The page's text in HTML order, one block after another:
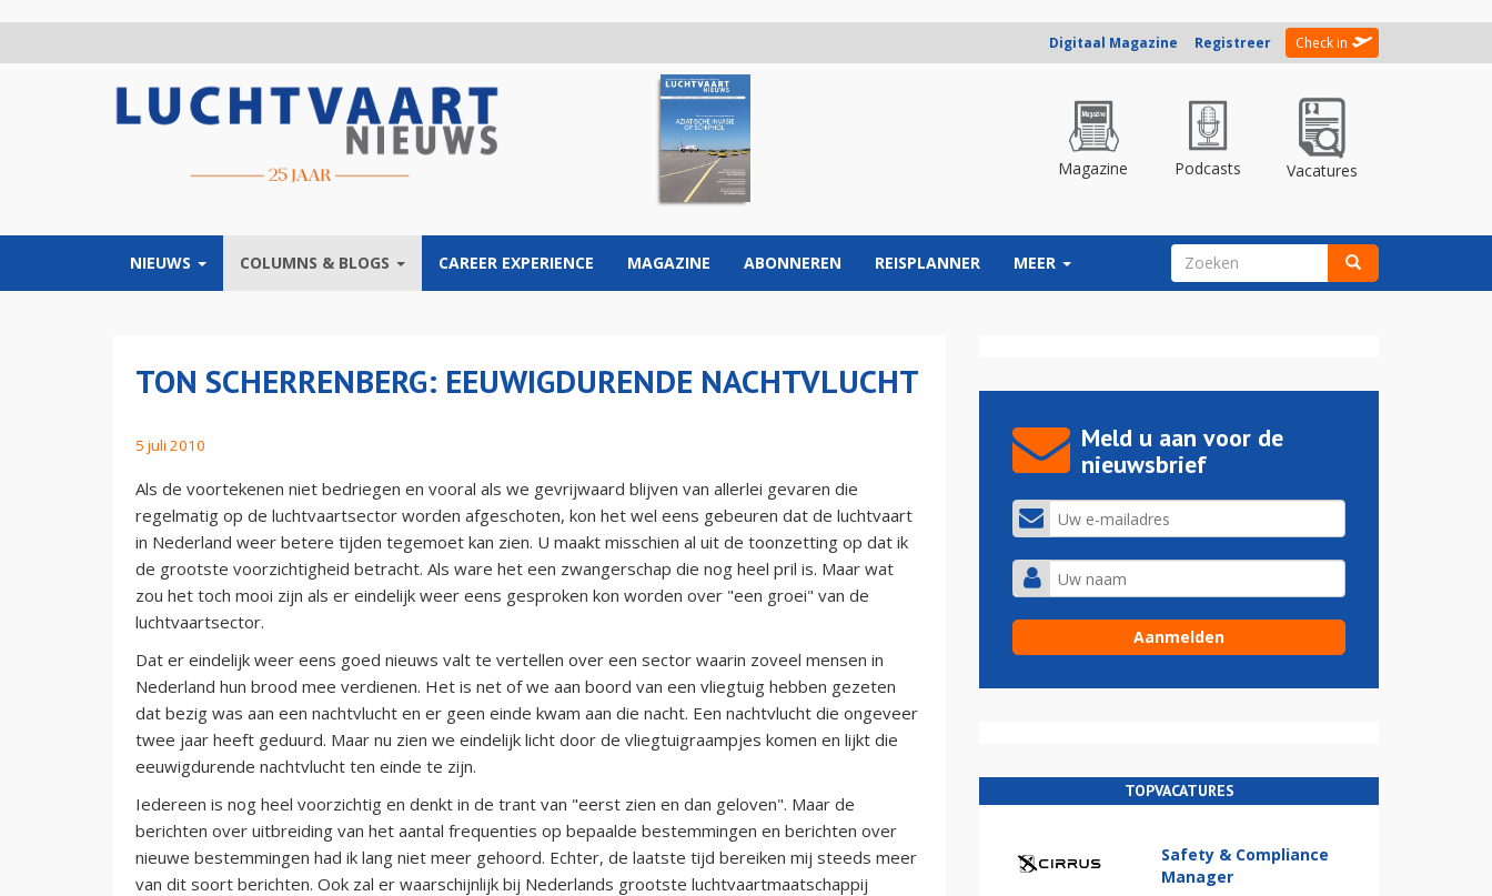
Digitaal Magazine Registreer Check in
Magazine Podcasts Vacatures
NIEUWS COLUMNS & BLOGS CAREER EXPERIENCE MAGAZINE ABONNEREN REISPLANNER MEER ZOEKVELD
TON SCHERRENBERG: EEUWIGDURENDE NACHTVLUCHT
5 juli 2010
Als de voortekenen niet bedriegen en vooral als we gevrijwaard blijven van allerlei gevaren die
regelmatig op de luchtvaartsector worden afgeschoten, kon het wel eens gebeuren dat de luchtvaart
in Nederland weer betere tijden tegemoet kan zien. U maakt misschien al uit de toonzetting op dat ik
de grootste voorzichtigheid betracht. Als ware het een zwangerschap die nog heel pril is. Maar wat
zou het toch mooi zijn als er eindelijk weer eens gesproken kon worden over "een groei" van de
luchtvaartsector.
Dat er eindelijk weer eens goed nieuws valt te vertellen over een sector waarin zoveel mensen in
Nederland hun brood mee verdienen. Het is net of we aan boord van een vliegtuig hebben gezeten
dat bezig was aan een nachtvlucht en er geen einde kwam aan die nacht. Een nachtvlucht die ongeveer
twee jaar heeft geduurd. Maar nu zien we eindelijk licht door de vliegtuigraampjes komen en lijkt die
eeuwigdurende nachtvlucht ten einde te zijn.
Iedereen is nog heel voorzichtig en denkt in de trant van "eerst zien en dan geloven". Maar de
berichten over uitbreiding van het aantal frequenties op bepaalde bestemmingen en berichten over
nieuwe bestemmingen had ik lang niet meer gehoord. Echter, de laatste tijd bereiken mij steeds meer
van dit soort berichten. Ook zal er waarschijnlijk bij Nederlands grootste luchtvaartmaatschappij
Meld u aan voor de
nieuwsbrief
TOPVACATURES
Safety & Compliance
Manager